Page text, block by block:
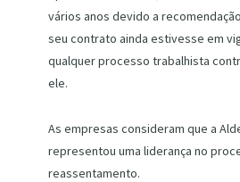
vários anos devido a
seu contrato ainda estivesse em
qualquer processo trabalhista
ele.
As empresas consideram que a
representou uma liderança no
reassentamento.